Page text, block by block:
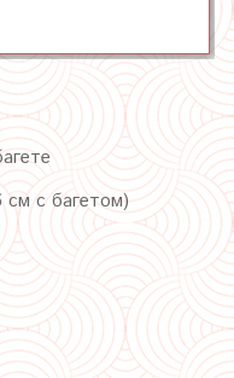
см с багетом)